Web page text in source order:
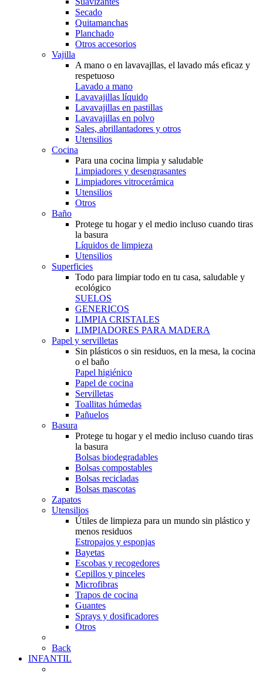
Secado
Quitamanchas
Planchado
Otros accesorios
Vajilla
A mano o en lavavajllas, el lavado más eficaz y
respetuoso
Lavado a mano
Lavavajillas líquido
Lavavajillas en pastillas
Lavavajillas en polvo
Sales, abrillantadores y otros
Utensilios
Cocina
Para una cocina limpia y saludable
Limpiadores y desengrasantes
Limpiadores vitrocerámica
Utensilios
Otros
Baño
Protege tu hogar y el medio incluso cuando tiras
la basura
Líquidos de limpieza
Utensilios
Superficies
Todo para limpiar todo en tu casa, saludable y
ecológico
SUELOS
GENERICOS
LIMPIA CRISTALES
LIMPIADORES PARA MADERA
Papel y servilletas
Sin plásticos o sin residuos, en la mesa, la cocina
o el baño
Papel higiénico
Papel de cocina
Servilletas
Toallitas húmedas
Pañuelos
Basura
Protege tu hogar y el medio incluso cuando tiras
la basura
Bolsas biodegradables
Bolsas compostables
Bolsas recicladas
Bolsas mascotas
Zapatos
Utensilios
Útiles de limpieza para un mundo sin plástico y
menos residuos
Estropajos y esponjas
Bayetas
Escobas y recogedores
Cepillos y pinceles
Microfibras
Trapos de cocina
Guantes
Sprays y dosificadores
Otros
Back
INFANTIL